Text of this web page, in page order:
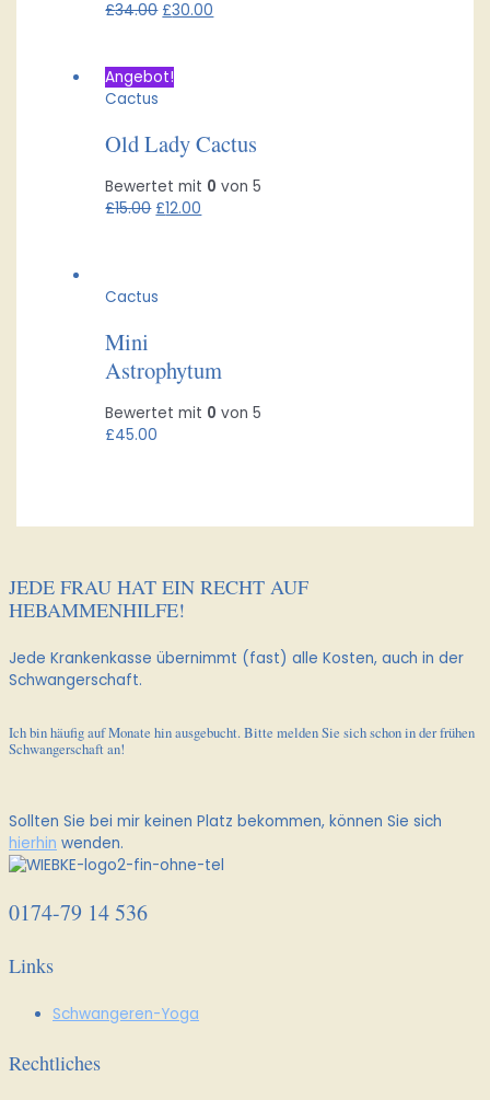
£34.00 £30.00
Angebot!
Cactus
Old Lady Cactus
Bewertet mit 0 von 5
£15.00 £12.00
Cactus
Mini
Astrophytum
Bewertet mit 0 von 5
£45.00
JEDE FRAU HAT EIN RECHT AUF
HEBAMMENHILFE!
Jede Krankenkasse übernimmt (fast) alle Kosten, auch in der
Schwangerschaft.
Ich bin häufig auf Monate hin ausgebucht. Bitte melden Sie sich schon in der frühen
Schwangerschaft an!
Sollten Sie bei mir keinen Platz bekommen, können Sie sich
hierhin wenden.
0174-79 14 536
Links
Schwangeren-Yoga
Rechtliches